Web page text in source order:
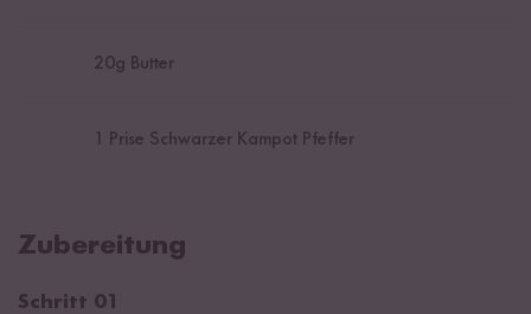
20g Butter
1 Prise Schwarzer Kampot Pfeffer
Zubereitung
Schritt 01